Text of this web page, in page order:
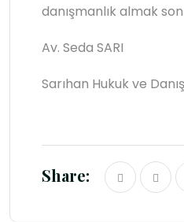
danışmanlık almak
Av. Seda SARI
Sarıhan Hukuk ve
Share: